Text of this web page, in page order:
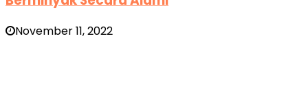
November 11, 2022